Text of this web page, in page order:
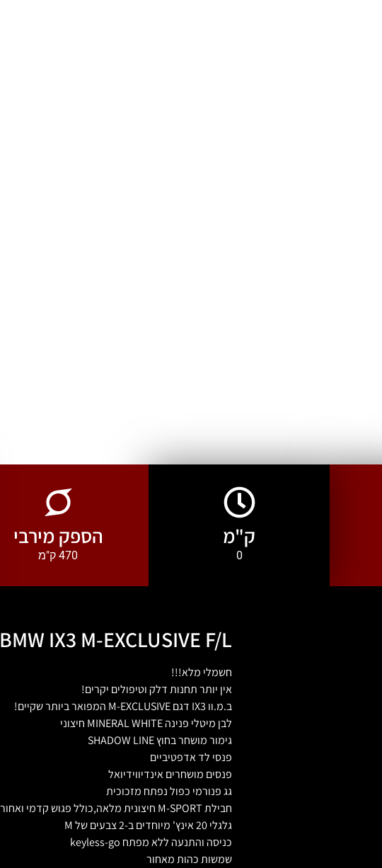
ק"מ
0
הספק מירבי
470 ק"מ
BMW IX3 M-EXCLUSIVE F/L
חשמלי מלא!!!
אין יותר תחנות דלק וטיפולים יקרים!
ב.מ.וו IX3 דגם M-EXCLUSIVE המפואר ביותר שקיים!
לבן מיטלי פנינה MINERAL WHITE חיצוני
גימור מושחר בחוץ SHADOW LINE
פנסי לד אדפטיביים
פנסים מושחרים אינדיווידיואל
גג פנורמי כפול נפתח מזכוכית
חבילת M-SPORT חיצונית מלאה,כולל פגוש קדמי ואחורי יעודי של M וחצאיות צד-הכל צבוע בצבע המכונית.
גלגלי 20 אינץ' מיוחדים ב-2 צבעים של M
כניסה והתנעה ללא מפתח keyless-go
שמשות כהות מאחור